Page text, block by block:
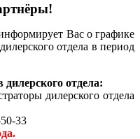
Вас о графике
отдела в период
отдела:
дилерского отдела
33